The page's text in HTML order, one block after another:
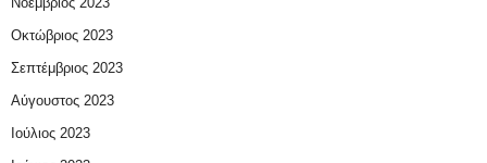
Οκτώβριος 2023
Σεπτέμβριος 2023
Αύγουστος 2023
Ιούλιος 2023